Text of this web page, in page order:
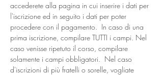
accederete alla pagina in cui inserire i dati per
l'iscrizione ed in seguito i dati per poter
procedere con il pagamento.  In caso di una
prima iscrizione, compilare TUTTI i campi. Nel
caso venisse ripetuto il corso, compilare
solamente i campi obbligatori.  Nel caso
d'iscrizioni di più fratelli o sorelle, vogliate